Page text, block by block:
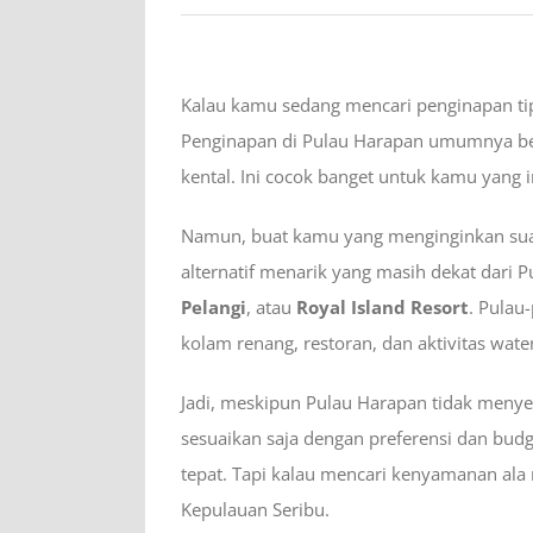
Kalau kamu sedang mencari penginapan
Penginapan di Pulau Harapan umumnya
kental. Ini cocok banget untuk kamu
Namun, buat kamu yang menginginkan
alternatif menarik yang masih dekat dari
Pelangi, atau Royal Island Resort.
kolam renang, restoran, dan aktivitas
Jadi, meskipun Pulau Harapan tidak
sesuaikan saja dengan preferensi dan
tepat. Tapi kalau mencari kenyamanan
Kepulauan Seribu.